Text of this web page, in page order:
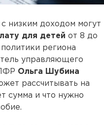
низким доходом могут
для детей от 8 до
региона
управляющего
Ольга Шубина
рассчитывать на
сумма и что нужно